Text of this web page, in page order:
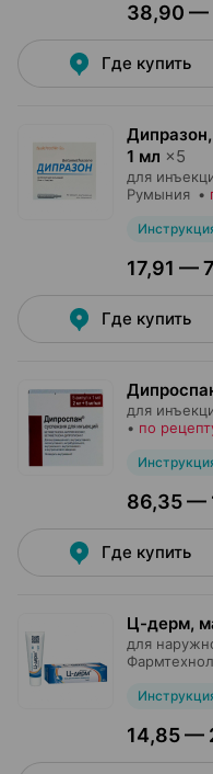
38,90 —
Где купить
1 мл ×5
для
Румыния •
17,91 —
Где купить
для
• по
86,35 —
Где купить
Ц-дерм,
для
14,85 —